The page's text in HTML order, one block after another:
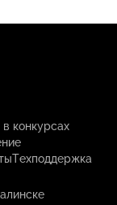
конкурсах
Техподдержка